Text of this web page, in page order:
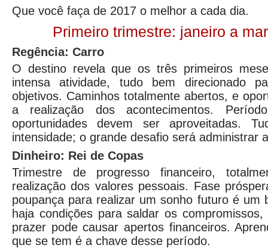
Que você faça de 2017 o melhor a cada dia.
Primeiro trimestre: janeiro a
Regência: Carro
O destino revela que os três primeiros
intensa atividade, tudo bem direcionado
objetivos. Caminhos totalmente abertos, e
a realização dos acontecimentos.
oportunidades devem ser aproveitadas.
intensidade; o grande desafio será administrar
Dinheiro: Rei de Copas
Trimestre de progresso financeiro,
realização dos valores pessoais. Fase
poupança para realizar um sonho futuro é um
haja condições para saldar os
prazer pode causar apertos financeiros.
que se tem é a chave desse período.